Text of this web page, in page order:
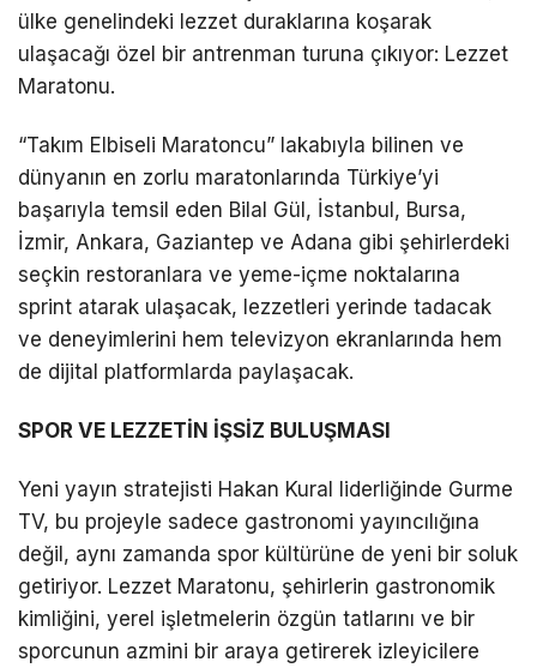
ülke genelindeki lezzet duraklarına koşarak
ulaşacağı özel bir antrenman turuna çıkıyor: Lezzet
Maratonu.
“Takım Elbiseli Maratoncu” lakabıyla bilinen ve
dünyanın en zorlu maratonlarında Türkiye’yi
başarıyla temsil eden Bilal Gül, İstanbul, Bursa,
İzmir, Ankara, Gaziantep ve Adana gibi şehirlerdeki
seçkin restoranlara ve yeme-içme noktalarına
sprint atarak ulaşacak, lezzetleri yerinde tadacak
ve deneyimlerini hem televizyon ekranlarında hem
de dijital platformlarda paylaşacak.
SPOR VE LEZZETİN İŞSİZ BULUŞMASI
Yeni yayın stratejisti Hakan Kural liderliğinde Gurme
TV, bu projeyle sadece gastronomi yayıncılığına
değil, aynı zamanda spor kültürüne de yeni bir soluk
getiriyor. Lezzet Maratonu, şehirlerin gastronomik
kimliğini, yerel işletmelerin özgün tatlarını ve bir
sporcunun azmini bir araya getirerek izleyicilere